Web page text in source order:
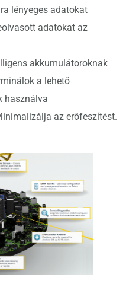
lényeges adatokat
adatokat az
akkumulátoroknak
a lehető
használva
az erőfeszítést.